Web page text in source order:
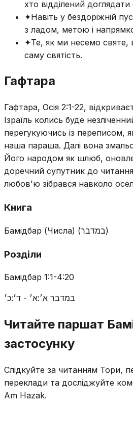
хто відділений доглядати
✦Навіть у бездоріжній
з ладом, метою і
✦Те, як ми несемо
саму святість.
Гафтара
Гафтара, Осія 2:1-22,
Ізраїль колись буде
перегукуючись із переписом,
наша параша. Далі вона
Його народом як шлюб,
доречний супутник до
любов'ю зібрався навколо
Книга
Бамідбар (Числа) (במדבר)
Розділи
Бамідбар 1:1-4:20
במדבר א׳:א׳ - ד׳:כ׳
Читайте паршат
застосунку
Слідкуйте за читанням Тори,
переклади та досліджуйте
Am Hazak.